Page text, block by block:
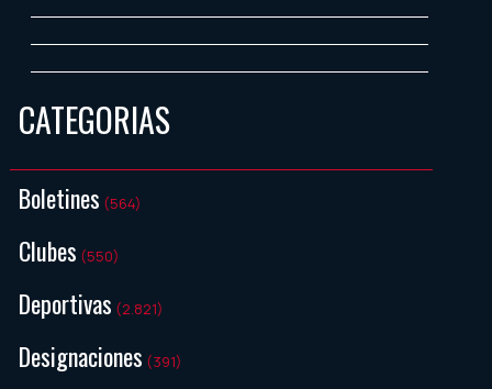
CATEGORIAS
Boletines (564)
Clubes (550)
Deportivas (2.821)
Designaciones (391)